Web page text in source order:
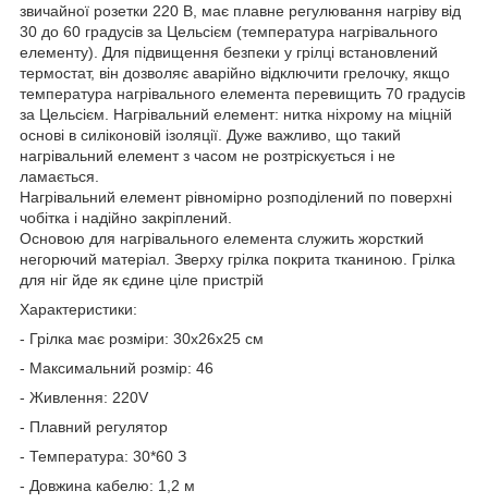
звичайної розетки 220 В, має плавне регулювання нагріву від
30 до 60 градусів за Цельсієм (температура нагрівального
елементу). Для підвищення безпеки у грілці встановлений
термостат, він дозволяє аварійно відключити грелочку, якщо
температура нагрівального елемента перевищить 70 градусів
за Цельсієм. Нагрівальний елемент: нитка ніхрому на міцній
основі в силіконовій ізоляції. Дуже важливо, що такий
нагрівальний елемент з часом не розтріскується і не
ламається.
Нагрівальний елемент рівномірно розподілений по поверхні
чобітка і надійно закріплений.
Основою для нагрівального елемента служить жорсткий
негорючий матеріал. Зверху грілка покрита тканиною. Грілка
для ніг йде як єдине ціле пристрій
Характеристики:
- Грілка має розміри: 30х26х25 см
- Максимальний розмір: 46
- Живлення: 220V
- Плавний регулятор
- Температура: 30*60 З
- Довжина кабелю: 1,2 м